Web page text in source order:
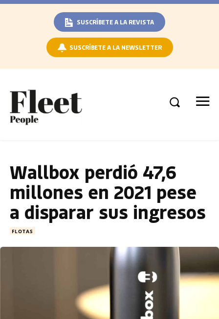
SUSCRÍBETE A LA REVISTA
SUSCRÍBETE A LA NEWSLETTER
Wallbox perdió 47,6
millones en 2021 pese
a disparar sus ingresos
FLOTAS